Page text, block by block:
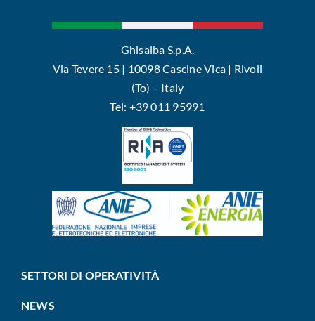
Ghisalba S.p.A.
Via Tevere 15 | 10098 Cascine Vica | Rivoli
(To) – Italy
Tel: +39 011 95991
SETTORI DI OPERATIVITÀ
NEWS